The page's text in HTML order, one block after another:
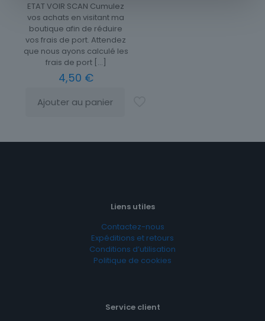
ETAT VOIR SCAN Cumulez
vos achats en visitant ma
boutique afin de réduire
vos frais de port. Attendez
que nous ayons calculé les
frais de port[…]
4,50 €
Ajouter au panier
Liens utiles
Contactez-nous
Expéditions et retours
Conditions d’utilisation
Politique de cookies
Service client